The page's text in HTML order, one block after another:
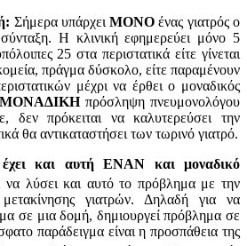
Σήμερα υπάρχειΜΟΝΟ ένας γιατρός ο
Η κλινική εφημερεύει μόνο 5
25 στα περιστατικά είτε γίνεται
πράγμα δύσκολο, είτε παραμένουν
μέχρι να έρθει ο μοναδικός
ΜΟΝΑΔΙΚΗπρόσληψη πνευμονολόγου
δεν πρόκειται να καλυτερεύσει την
θα αντικαταστήσει των τωρινό γιατρό.
έχει και αυτή ΕΝΑΝ και μοναδικό
λύσει και αυτό το πρόβλημα με την
γιατρών. Δηλαδή για να
σε μια δομή, δημιουργεί πρόβλημα σε
παράδειγμα είναι η προσπάθεια της